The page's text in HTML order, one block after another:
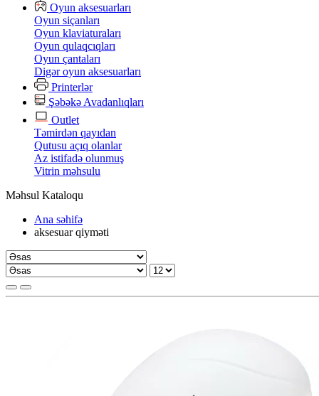
Oyun aksesuarları
Oyun siçanları
Oyun klaviaturaları
Oyun qulaqcıqları
Oyun çantaları
Digər oyun aksesuarları
Printerlər
Şəbəkə Avadanlıqları
Outlet
Təmirdən qayıdan
Qutusu açıq olanlar
Az istifadə olunmuş
Vitrin məhsulu
Məhsul Kataloqu
Ana səhifə
aksesuar qiyməti